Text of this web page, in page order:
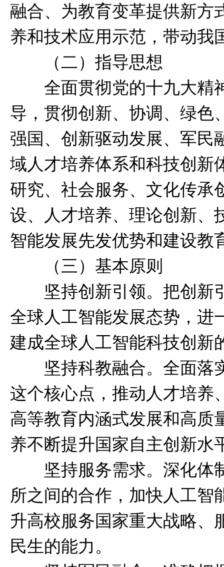
融合、为教育变革提供新方
养和技术应用示范，带动我
（二）指导思想
全面贯彻党的十九大精神
导，贯彻创新、协调、绿色
强国、创新驱动发展、军民
域人才培养体系和科技创新
研究、社会服务、文化传承
设、人才培养、理论创新、
智能发展先发优势和建设教
（三）基本原则
坚持创新引领。把创新引
全球人工智能发展态势，进
建成全球人工智能科技创新
坚持科教融合。全面落实
这个核心点，推动人才培养
高等教育内涵式发展和高质
养不断提升国家自主创新水
坚持服务需求。深化体制
所之间的合作，加快人工智
升高校服务国家重大战略、
民生的能力。